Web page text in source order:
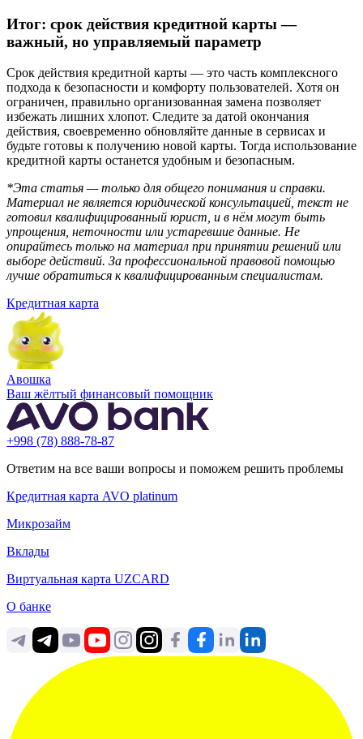
Итог: срок действия кредитной карты —
важный, но управляемый параметр
Срок действия кредитной карты — это часть комплексного
подхода к безопасности и комфорту пользователей. Хотя он
ограничен, правильно организованная замена позволяет
избежать лишних хлопот. Следите за датой окончания
действия, своевременно обновляйте данные в сервисах и
будьте готовы к получению новой карты. Тогда использование
кредитной карты останется удобным и безопасным.
*Эта статья — только для общего понимания и справки.
Материал не является юридической консультацией, текст не
готовил квалифицированный юрист, и в нём могут быть
упрощения, неточности или устаревшие данные. Не
опирайтесь только на материал при принятии решений или
выборе действий. За профессиональной правовой помощью
лучше обратиться к квалифицированным специалистам.
Кредитная карта
Aвошка
Ваш жёлтый финансовый помощник
+998 (78) 888-78-87
Ответим на все ваши вопросы и поможем решить проблемы
Кредитная карта AVO platinum
Микрозайм
Вклады
Виртуальная карта UZCARD
О банке